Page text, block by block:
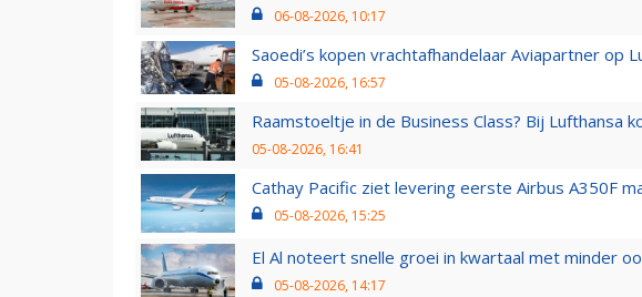
06-08-2026, 10:17
Saoedi’s kopen vrachtafhandelaar Aviapartner op
05-08-2026, 16:57
Raamstoeltje in de Business Class? Bij Lufthansa
05-08-2026, 16:41
Cathay Pacific ziet levering eerste Airbus A350F
05-08-2026, 15:25
El Al noteert snelle groei in kwartaal met minder
05-08-2026, 14:17